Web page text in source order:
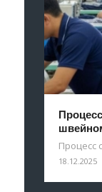
Процесс
18.12.2025